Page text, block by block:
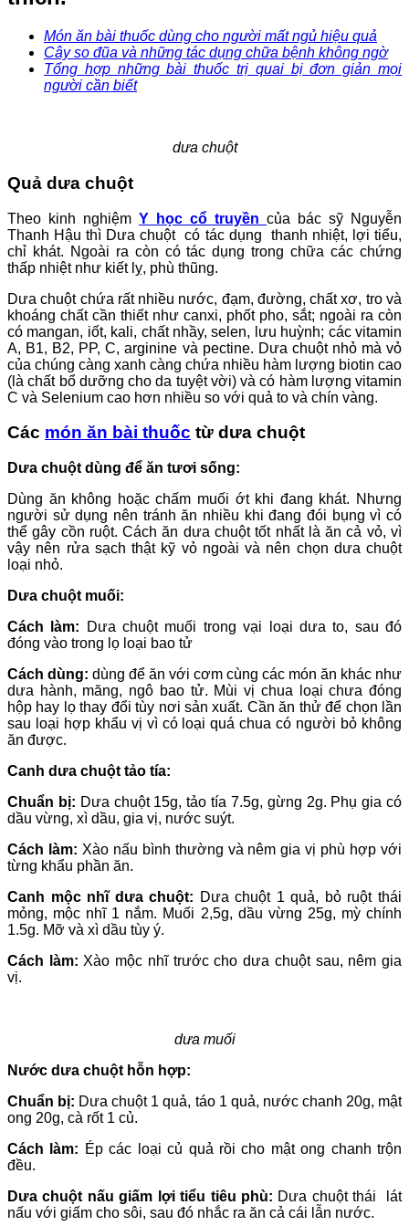
Món ăn bài thuốc dùng cho người mất ngủ hiệu quả
Cây so đũa và những tác dụng chữa bệnh không ngờ
Tổng hợp những bài thuốc trị quai bị đơn giản mọi
người cần biết
dưa chuột
Quả dưa chuột
Theo kinh nghiệm Y học cổ truyền của bác sỹ Nguyễn
Thanh Hậu thì Dưa chuột có tác dụng thanh nhiệt, lợi tiểu,
chỉ khát. Ngoài ra còn có tác dụng trong chữa các chứng
thấp nhiệt như kiết lỵ, phù thũng.
Dưa chuột chứa rất nhiều nước, đạm, đường, chất xơ, tro và
khoáng chất cần thiết như canxi, phốt pho, sắt; ngoài ra còn
có mangan, iốt, kali, chất nhầy, selen, lưu huỳnh; các vitamin
A, B1, B2, PP, C, arginine và pectine. Dưa chuột nhỏ mà vỏ
của chúng càng xanh càng chứa nhiều hàm lượng biotin cao
(là chất bổ dưỡng cho da tuyệt vời) và có hàm lượng vitamin
C và Selenium cao hơn nhiều so với quả to và chín vàng.
Các món ăn bài thuốc từ dưa chuột
Dưa chuột dùng để ăn tươi sống:
Dùng ăn không hoặc chấm muối ớt khi đang khát. Nhưng
người sử dụng nên tránh ăn nhiều khi đang đói bụng vì có
thể gây cồn ruột. Cách ăn dưa chuột tốt nhất là ăn cả vỏ, vì
vậy nên rửa sạch thật kỹ vỏ ngoài và nên chọn dưa chuột
loại nhỏ.
Dưa chuột muối:
Cách làm: Dưa chuột muối trong vại loại dưa to, sau đó
đóng vào trong lọ loại bao tử
Cách dùng: dùng để ăn với cơm cùng các món ăn khác như
dưa hành, măng, ngô bao tử. Mùi vị chua loại chưa đóng
hộp hay lọ thay đổi tùy nơi sản xuất. Cần ăn thử để chọn lần
sau loại hợp khẩu vị vì có loại quá chua có người bỏ không
ăn được.
Canh dưa chuột tảo tía:
Chuẩn bị: Dưa chuột 15g, tảo tía 7.5g, gừng 2g. Phụ gia có
dầu vừng, xì dầu, gia vị, nước suýt.
Cách làm: Xào nấu bình thường và nêm gia vị phù hợp với
từng khẩu phần ăn.
Canh mộc nhĩ dưa chuột: Dưa chuột 1 quả, bỏ ruột thái
mỏng, mộc nhĩ 1 nắm. Muối 2,5g, dầu vừng 25g, mỳ chính
1.5g. Mỡ và xì dầu tùy ý.
Cách làm: Xào mộc nhĩ trước cho dưa chuột sau, nêm gia
vị.
dưa muối
Nước dưa chuột hỗn hợp:
Chuẩn bị: Dưa chuột 1 quả, táo 1 quả, nước chanh 20g, mật
ong 20g, cà rốt 1 củ.
Cách làm: Ép các loại củ quả rồi cho mật ong chanh trộn
đều.
Dưa chuột nấu giấm lợi tiểu tiêu phù: Dưa chuột thái lát
nấu với giấm cho sôi, sau đó nhắc ra ăn cả cái lẫn nước.